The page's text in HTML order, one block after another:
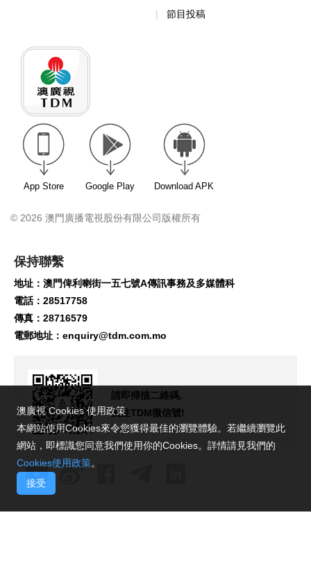
節目投稿
App Store Google Play Download APK
© 2026 澳門廣播電視股份有限公司版權所有
保持聯繫
地址：澳門俾利喇街一五七號A傳訊事務及多媒體科
電話：28517758
傳真：28716579
電郵地址： enquiry@tdm.com.mo
請即掃描二維碼,
關注TDM微信號!
澳廣視 Cookies 使用政策
本網站使用Cookies來令您獲得最佳的瀏覽體驗。若繼續瀏覽此
網站，即標識您同意我們使用你的Cookies。詳情請見我們的
Cookies使用政策。
接受